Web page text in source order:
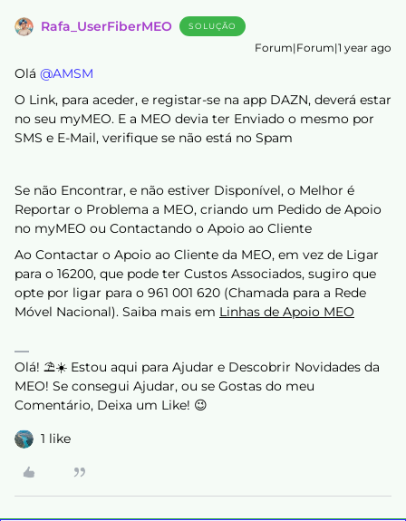
Rafa_UserFiberMEO SOLUÇÃO
Forum|Forum|1 year ago
Olá ​ @AMSM
O Link, para aceder, e registar-se na app DAZN, deverá estar
no seu myMEO. E a MEO devia ter Enviado o mesmo por
SMS e E-Mail, verifique se não está no Spam
Se não Encontrar, e não estiver Disponível, o Melhor é
Reportar o Problema a MEO, criando um Pedido de Apoio
no myMEO ou Contactando o Apoio ao Cliente
Ao Contactar o Apoio ao Cliente da MEO, em vez de Ligar
para o 16200, que pode ter Custos Associados, sugiro que
opte por ligar para o 961 001 620 (Chamada para a Rede
Móvel Nacional). Saiba mais em Linhas de Apoio MEO
Olá! ⛱️☀️ Estou aqui para Ajudar e Descobrir Novidades da
MEO! Se consegui Ajudar, ou se Gostas do meu
Comentário, Deixa um Like! 😉
1 like